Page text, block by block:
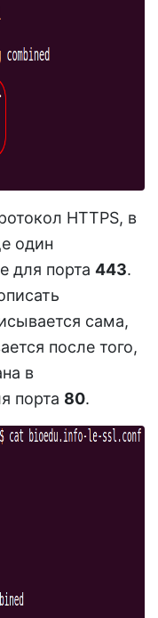
HTTPS, в
один
для порта 443.
сама,
после того,
в
порта 80.